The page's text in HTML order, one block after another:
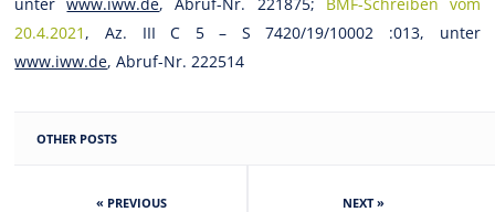
20.4.2021 , Az. III C 5 – S 7420/19/10002 :013, unter
www.iww.de, Abruf-Nr. 222514
OTHER POSTS
« PREVIOUS NEXT »